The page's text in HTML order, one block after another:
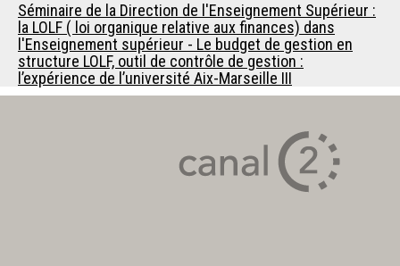
Séminaire de la Direction de l'Enseignement Supérieur :
la LOLF ( loi organique relative aux finances) dans
l'Enseignement supérieur - Le budget de gestion en
structure LOLF, outil de contrôle de gestion :
l’expérience de l’université Aix-Marseille III